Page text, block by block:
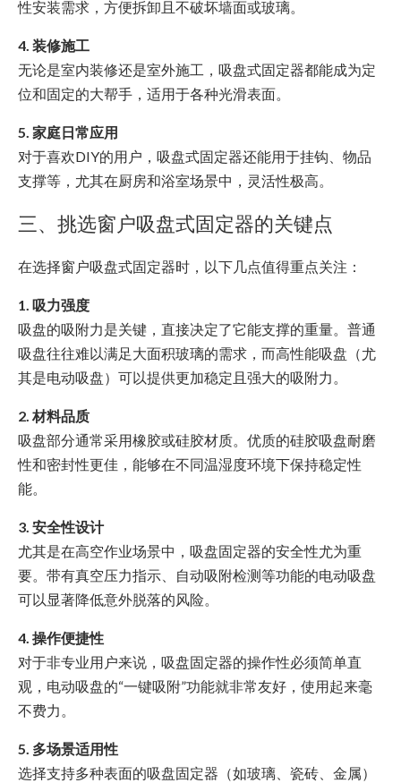
性安装需求，方便拆卸且不破坏墙面或玻璃。
4. 装修施工
无论是室内装修还是室外施工，吸盘式固定器都能成为定
位和固定的大帮手，适用于各种光滑表面。
5. 家庭日常应用
对于喜欢DIY的用户，吸盘式固定器还能用于挂钩、物品
支撑等，尤其在厨房和浴室场景中，灵活性极高。
三、挑选窗户吸盘式固定器的关键点
在选择窗户吸盘式固定器时，以下几点值得重点关注：
1. 吸力强度
吸盘的吸附力是关键，直接决定了它能支撑的重量。普通
吸盘往往难以满足大面积玻璃的需求，而高性能吸盘（尤
其是电动吸盘）可以提供更加稳定且强大的吸附力。
2. 材料品质
吸盘部分通常采用橡胶或硅胶材质。优质的硅胶吸盘耐磨
性和密封性更佳，能够在不同温湿度环境下保持稳定性
能。
3. 安全性设计
尤其是在高空作业场景中，吸盘固定器的安全性尤为重
要。带有真空压力指示、自动吸附检测等功能的电动吸盘
可以显著降低意外脱落的风险。
4. 操作便捷性
对于非专业用户来说，吸盘固定器的操作性必须简单直
观，电动吸盘的“一键吸附”功能就非常友好，使用起来毫
不费力。
5. 多场景适用性
选择支持多种表面的吸盘固定器（如玻璃、瓷砖、金属）